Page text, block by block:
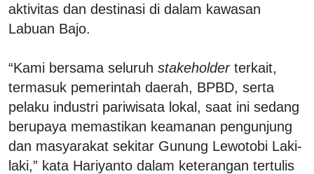
aktivitas dan destinasi di dalam kawasan
Labuan Bajo.
“Kami bersama seluruh stakeholderterkait,
termasuk pemerintah daerah, BPBD, serta
pelaku industri pariwisata lokal, saat ini sedang
berupaya memastikan keamanan pengunjung
dan masyarakat sekitar Gunung Lewotobi Laki-
laki,” kata Hariyanto dalam keterangan tertulis